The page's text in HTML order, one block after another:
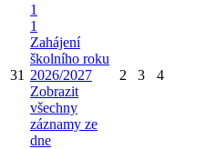
31
1
1
Zahájení
školního roku
2026/2027
Zobrazit
všechny
záznamy ze
dne
2 3 4